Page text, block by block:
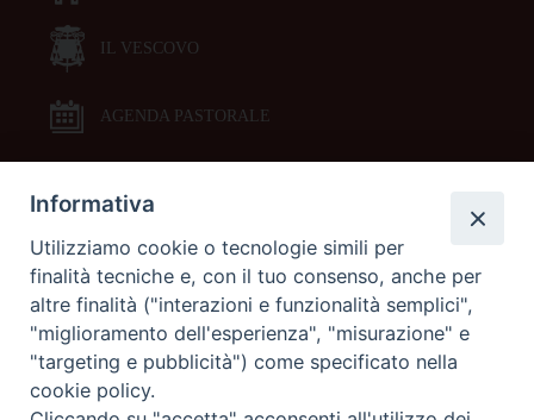
IL VESCOVO
AGENDA PASTORALE
DOCUMENTI PASTORALI
ORARI MESSE
LITURGIA DELLE ORE
Informativa
Utilizziamo cookie o tecnologie simili per
finalità tecniche e, con il tuo consenso, anche per
altre finalità ("interazioni e funzionalità semplici",
"miglioramento dell'esperienza", "misurazione" e
"targeting e pubblicità") come specificato nella
cookie policy.